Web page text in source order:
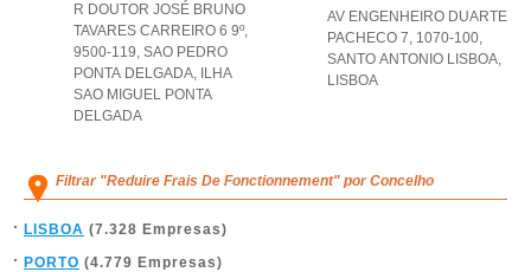
R DOUTOR JOSÉ BRUNO
TAVARES CARREIRO 6 9º,
9500-119, SAO PEDRO
PONTA DELGADA, ILHA
SAO MIGUEL PONTA
DELGADA
AV ENGENHEIRO DUARTE
PACHECO 7, 1070-100,
SANTO ANTONIO LISBOA,
LISBOA
Filtrar "Reduire Frais De Fonctionnement" por Concelho
LISBOA (7.328 Empresas)
PORTO (4.779 Empresas)